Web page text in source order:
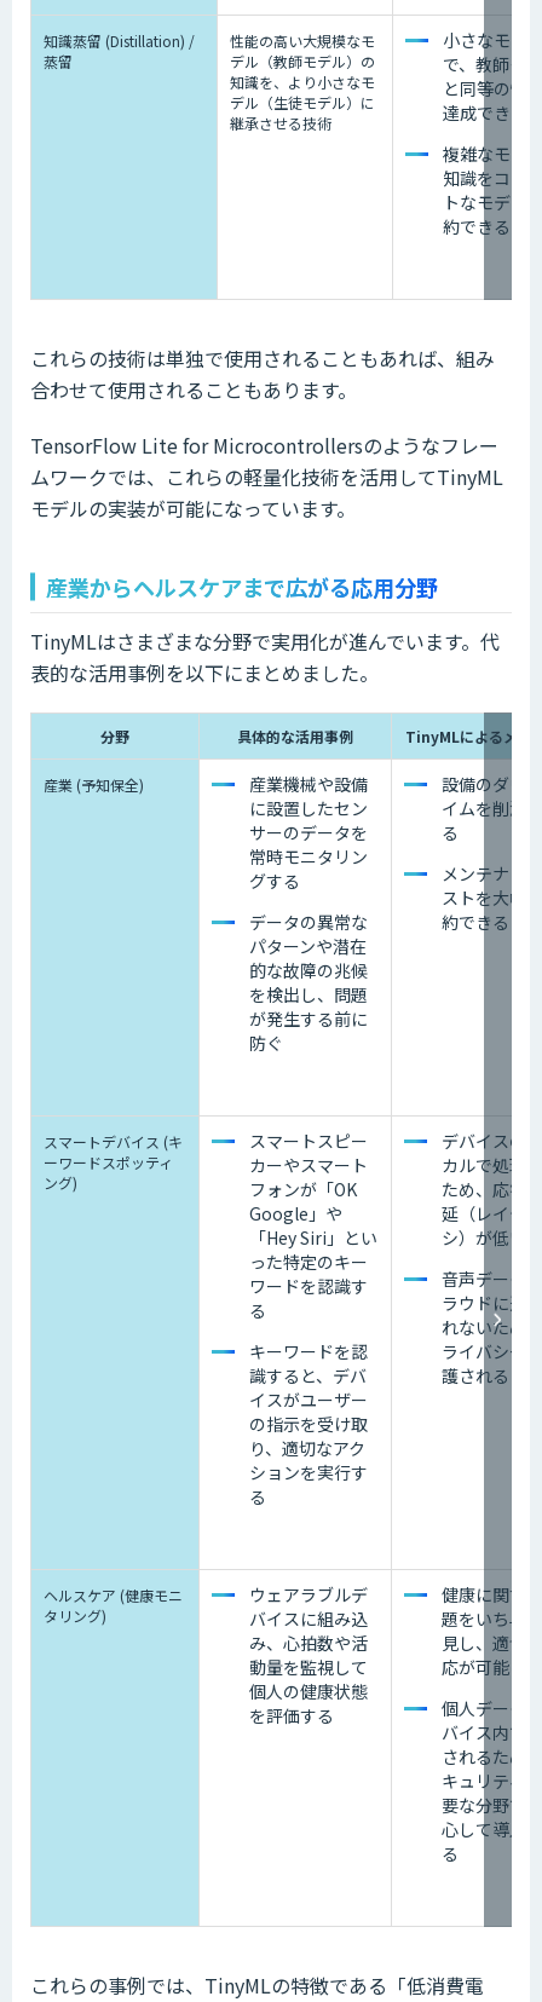
知識蒸留 (Distillation) /
蒸留
性能の高い大規模なモ
デル（教師モデル）の
知識を、より小さなモ
デル（生徒モデル）に
継承させる技術
小さなモデ
で、教師モ
と同等の性
達成できる
複雑なモデ
知識をコン
トなモデル
約できる
これらの技術は単独で使用されることもあれば、組み
合わせて使用されることもあります。
TensorFlow Lite for Microcontrollersのようなフレー
ムワークでは、これらの軽量化技術を活用してTinyML
モデルの実装が可能になっています。
産業からヘルスケアまで広がる応用分野
TinyMLはさまざまな分野で実用化が進んでいます。代
表的な活用事例を以下にまとめました。
分野 具体的な活用事例 TinyMLによるメリ
産業 (予知保全)
産業機械や設備
に設置したセン
サーのデータを
常時モニタリン
グする
データの異常な
パターンや潜在
的な故障の兆候
を検出し、問題
が発生する前に
防ぐ
設備のダウ
イムを削減
る
メンテナン
ストを大幅
約できる
スマートデバイス (キ
ーワードスポッティ
ング)
スマートスピー
カーやスマート
フォンが「OK
Google」や
「Hey Siri」とい
った特定のキー
ワードを認識す
る
キーワードを認
識すると、デバ
イスがユーザー
の指示を受け取
り、適切なアク
ションを実行す
る
デバイスの
カルで処理
ため、応答
延（レイテン
シ）が低い
音声データ
ラウドに送
れないため
ライバシー
護される
ヘルスケア (健康モニ
タリング)
ウェアラブルデ
バイスに組み込
み、心拍数や活
動量を監視して
個人の健康状態
を評価する
健康に関す
題をいち早
見し、適切
応が可能に
個人データ
バイス内で
されるため
キュリティ
要な分野で
心して導入
る
これらの事例では、TinyMLの特徴である「低消費電